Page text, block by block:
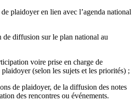
plaidoyer en lien avec l’agenda national
diffusion sur le plan national au
voire prise en charge de
(selon les sujets et les priorités) ;
de plaidoyer, de la diffusion des notes
des rencontres ou événements.